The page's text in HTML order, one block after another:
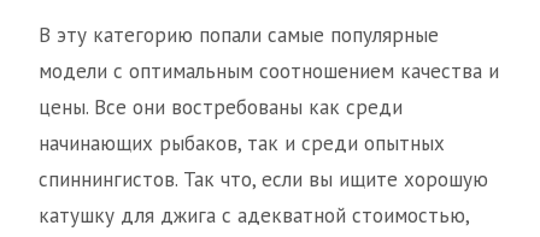
В эту категорию попали самые популярные
модели с оптимальным соотношением качества и
цены. Все они востребованы как среди
начинающих рыбаков, так и среди опытных
спиннингистов. Так что, если вы ищите хорошую
катушку для джига с адекватной стоимостью,